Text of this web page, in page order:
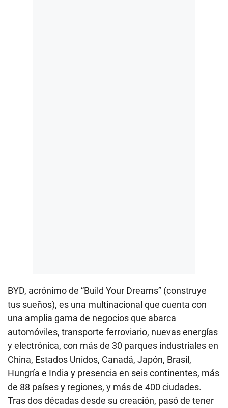
BYD, acrónimo de “Build Your Dreams” (construye
tus sueños), es una multinacional que cuenta con
una amplia gama de negocios que abarca
automóviles, transporte ferroviario, nuevas energías
y electrónica, con más de 30 parques industriales en
China, Estados Unidos, Canadá, Japón, Brasil,
Hungría e India y presencia en seis continentes, más
de 88 países y regiones, y más de 400 ciudades.
Tras dos décadas desde su creación, pasó de tener